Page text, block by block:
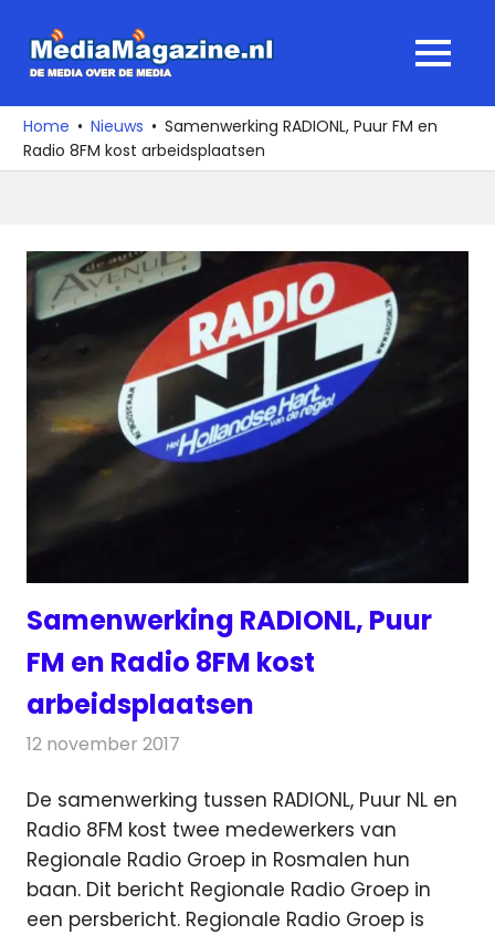
naar
media
over
de
MENU
Home Nieuws
Samenwerking RADIONL, Puur FM en
Radio 8FM kost arbeidsplaatsen
Samenwerking RADIONL, Puur
FM en Radio 8FM kost
arbeidsplaatsen
12 november 2017
De samenwerking tussen RADIONL, Puur NL en
Radio 8FM kost twee medewerkers van
Regionale Radio Groep in Rosmalen hun
baan. Dit bericht Regionale Radio Groep in
een persbericht. Regionale Radio Groep is